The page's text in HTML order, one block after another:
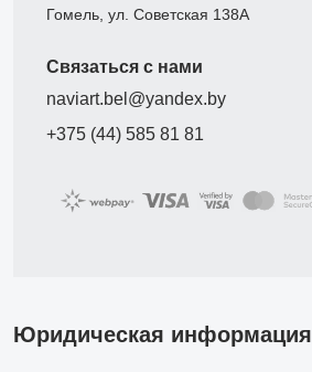
Гомель, ул. Советская 138А
Связаться с нами
naviart.bel@yandex.by
+375 (44) 585 81 81
Юридическая информация